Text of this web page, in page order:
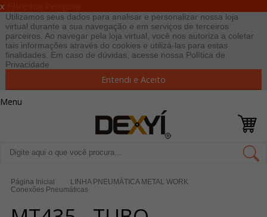
x
Utilizamos seus dados para analisar e personalizar nossa loja
virtual durante a sua navegação e em serviços de terceiros
parceiros. Ao navegar pela loja virtual, você nos autoriza a coletar
tais informações através do cookies e utilizá-las para estas
finalidades. Em caso de dúvidas, acesse nossa Política de
Privacidade
Entendi e Aceito
Menu
Página Inicial
LINHA PNEUMÁTICA METAL WORK
Conexões Pneumáticas